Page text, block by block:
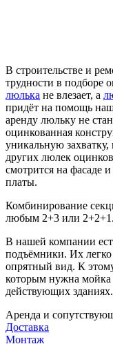
В строительстве и
трудности в подборе
люлька не влезает, а
придёт на помощь
аренду люльку не
оцинкованная
уникальную захватку,
других люлек
смотрится на фасаде
платы.
Комбинирование
любым 2+3 или 2+2+1.
В нашей компании
подъёмники. Их легко
опрятный вид. К
которым нужна мойка
действующих зданиях.
Аренда и
Доставка
Монтаж